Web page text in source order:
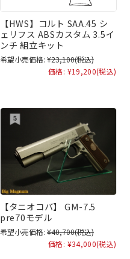
【HWS】コルト SAA.45 シ
ェリフス ABSカスタム 3.5イ
ンチ 組立キット
希望小売価格: ¥23,100(税込)
価格: ¥19,200(税込)
【タニオコバ】 GM-7.5
pre70モデル
希望小売価格: ¥40,700(税込)
価格: ¥34,000(税込)